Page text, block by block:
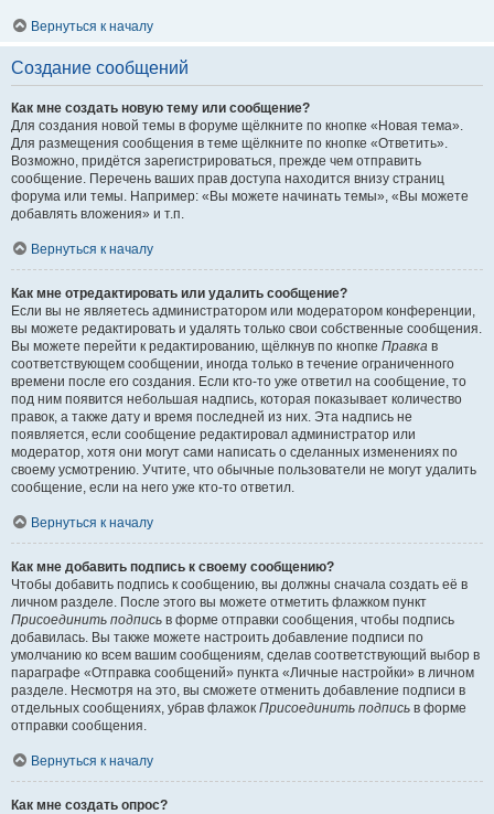
Вернуться к началу
Создание сообщений
Как мне создать новую тему или сообщение?
Для создания новой темы в форуме щёлкните по кнопке «Новая тема».
Для размещения сообщения в теме щёлкните по кнопке «Ответить».
Возможно, придётся зарегистрироваться, прежде чем отправить
сообщение. Перечень ваших прав доступа находится внизу страниц
форума или темы. Например: «Вы можете начинать темы», «Вы можете
добавлять вложения» и т.п.
Вернуться к началу
Как мне отредактировать или удалить сообщение?
Если вы не являетесь администратором или модератором конференции,
вы можете редактировать и удалять только свои собственные сообщения.
Вы можете перейти к редактированию, щёлкнув по кнопке Правка в
соответствующем сообщении, иногда только в течение ограниченного
времени после его создания. Если кто-то уже ответил на сообщение, то
под ним появится небольшая надпись, которая показывает количество
правок, а также дату и время последней из них. Эта надпись не
появляется, если сообщение редактировал администратор или
модератор, хотя они могут сами написать о сделанных изменениях по
своему усмотрению. Учтите, что обычные пользователи не могут удалить
сообщение, если на него уже кто-то ответил.
Вернуться к началу
Как мне добавить подпись к своему сообщению?
Чтобы добавить подпись к сообщению, вы должны сначала создать её в
личном разделе. После этого вы можете отметить флажком пункт
Присоединить подпись в форме отправки сообщения, чтобы подпись
добавилась. Вы также можете настроить добавление подписи по
умолчанию ко всем вашим сообщениям, сделав соответствующий выбор в
параграфе «Отправка сообщений» пункта «Личные настройки» в личном
разделе. Несмотря на это, вы сможете отменить добавление подписи в
отдельных сообщениях, убрав флажок Присоединить подпись в форме
отправки сообщения.
Вернуться к началу
Как мне создать опрос?